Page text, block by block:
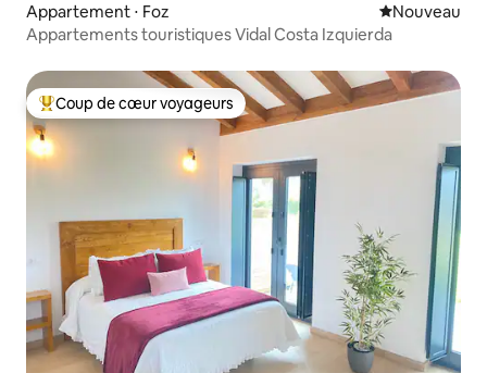
Appartement ⋅ Foz Nouvel
Nouveau
Appartements touristiques Vidal Costa Izquierda
Coups de cœur voyageurs les plus appréciés
Coup de cœur voyageurs